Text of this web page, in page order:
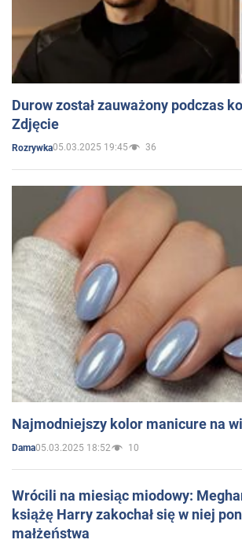
Durow został zauważony podczas
Zdjęcie
Rozrywka05.03.2025 19:45 36
Najmodniejszy kolor manicure na
Dama05.03.2025 18:52 10
Wrócili na miesiąc miodowy:
książę Harry zakochał się w niej
małżeństwa